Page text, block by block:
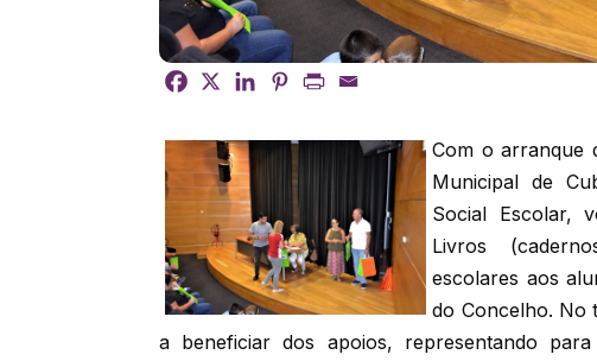
Com o arranque
Municipal de
Social Escolar,
Livros
escolares aos
do Concelho. No
a beneficiar dos apoios, representando